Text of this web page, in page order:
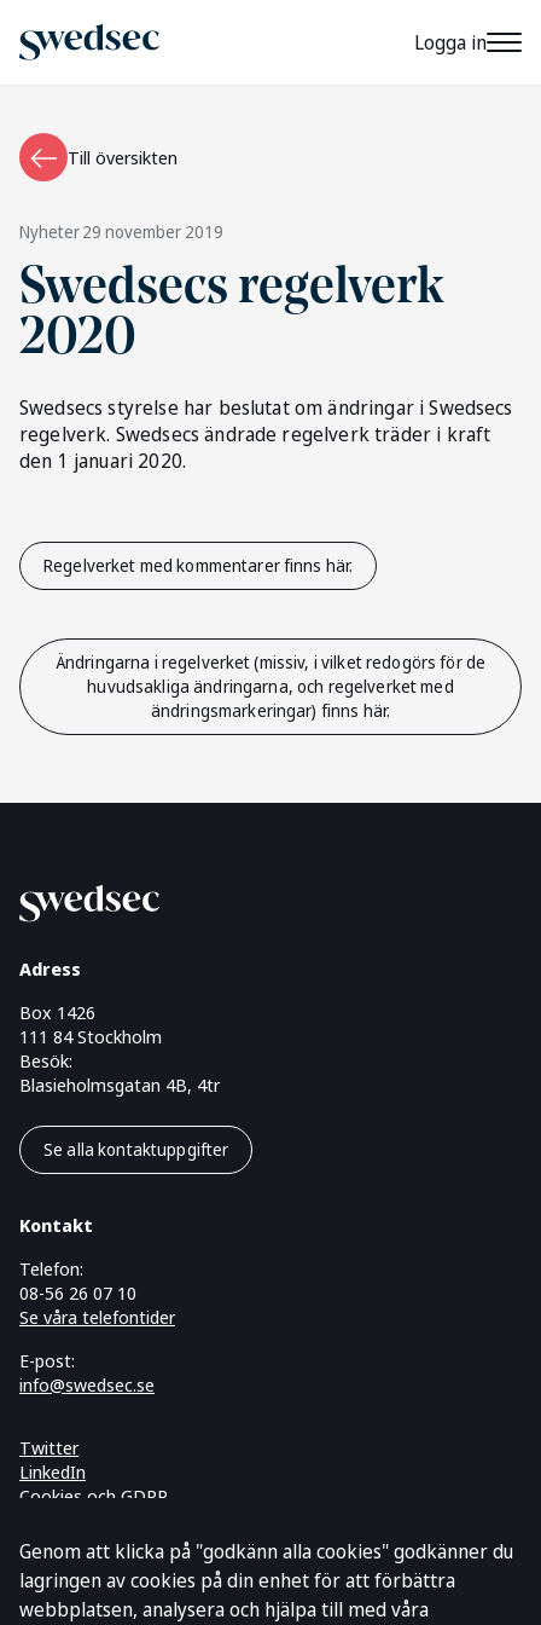
Logga in
Till översikten
Nyheter29 november 2019
Swedsecs regelverk
2020
Swedsecs styrelse har beslutat om ändringar i Swedsecs
regelverk. Swedsecs ändrade regelverk träder i kraft
den 1 januari 2020.
Regelverket med kommentarer finns här.
Ändringarna i regelverket (missiv, i vilket redogörs för de
huvudsakliga ändringarna, och regelverket med
ändringsmarkeringar) finns här.
Adress
Box 1426
111 84 Stockholm
Besök:
Blasieholmsgatan 4B, 4tr
Se alla kontaktuppgifter
Kontakt
Telefon:
08-56 26 07 10
Se våra telefontider
E-post:
info@swedsec.se
Twitter
LinkedIn
Cookies och GDPR
Prenumerera på vårt nyhetsbrev
Genom att klicka på "godkänn alla cookies" godkänner du
lagringen av cookies på din enhet för att förbättra
webbplatsen, analysera och hjälpa till med våra